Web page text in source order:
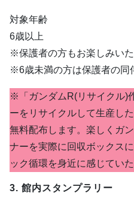
対象年齢
6歳以上
※保護者の方もお楽しみいた
※6歳未満の方は保護者の同
※「ガンダムR(リサイクル)
ーをリサイクルして生産し
無料配布します。楽しくガ
ナーを実際に回収ボックス
ック循環を身近に感じていた
3. 館内スタンプラリー